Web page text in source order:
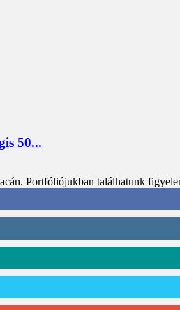
50...
Portfóliójukban találhatunk